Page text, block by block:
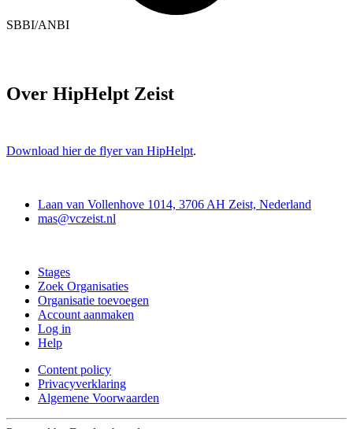
SBBI/ANBI
Over HipHelpt Zeist
Download hier de flyer van HipHelpt.
Laan van Vollenhove 1014, 3706 AH Zeist, Nederland
mas@vczeist.nl
Stages
Zoek Organisaties
Organisatie toevoegen
Account aanmaken
Log in
Help
Content policy
Privacyverklaring
Algemene Voorwaarden